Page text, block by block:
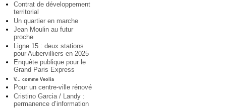
Contrat de développement
territorial
Un quartier en marche
Jean Moulin au futur
proche
Ligne 15 : deux stations
pour Aubervilliers en 2025
Enquête publique pour le
Grand Paris Express
V... comme Veolia
Pour un centre-ville rénové
Cristino Garcia / Landy :
permanence d’information